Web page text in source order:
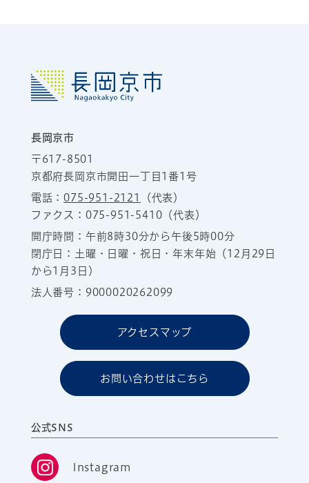
長岡京市
〒617-8501
京都府長岡京市開田一丁目1番1号
電話：075-951-2121
（代表）
ファクス：075-951-5410（代表）
開庁時間：午前8時30分から午後5時00分
閉庁日：土曜・日曜・祝日・年末年始（12月29日
から1月3日）
法人番号：9000020262099
アクセスマップ
お問い合わせはこちら
公式SNS
Instagram